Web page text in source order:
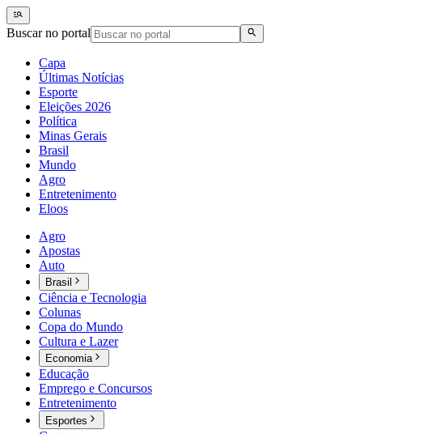
Buscar no portal
Capa
Últimas Notícias
Esporte
Eleições 2026
Política
Minas Gerais
Brasil
Mundo
Agro
Entretenimento
Eloos
Agro
Apostas
Auto
Brasil
Ciência e Tecnologia
Colunas
Copa do Mundo
Cultura e Lazer
Economia
Educação
Emprego e Concursos
Entretenimento
Esportes